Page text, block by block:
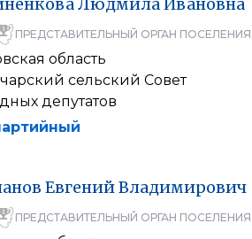
ПРЕДСТАВИТЕЛЬНЫЙ ОРГАН ПОСЕЛЕНИЯ
область
сельский Совет
депутатов
ЕвгенийВладимирович
ПРЕДСТАВИТЕЛЬНЫЙ ОРГАН ПОСЕЛЕНИЯ